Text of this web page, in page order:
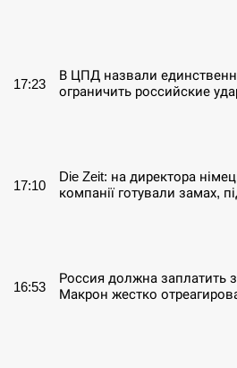
17:23
В ЦПД назвали
ограничить российские
17:10
Die Zeit: на директора
компанії готували замах,
16:53
Россия должна заплатить
Макрон жестко